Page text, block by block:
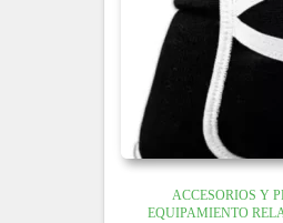
ACCESORIOS Y
EQUIPAMIENTO